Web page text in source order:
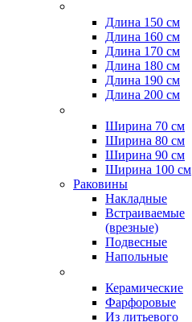
Длина 150 см
Длина 160 см
Длина 170 см
Длина 180 см
Длина 190 см
Длина 200 см
Ширина 70 см
Ширина 80 см
Ширина 90 см
Ширина 100 см
Раковины
Накладные
Встраиваемые
(врезные)
Подвесные
Напольные
Керамические
Фарфоровые
Из литьевого